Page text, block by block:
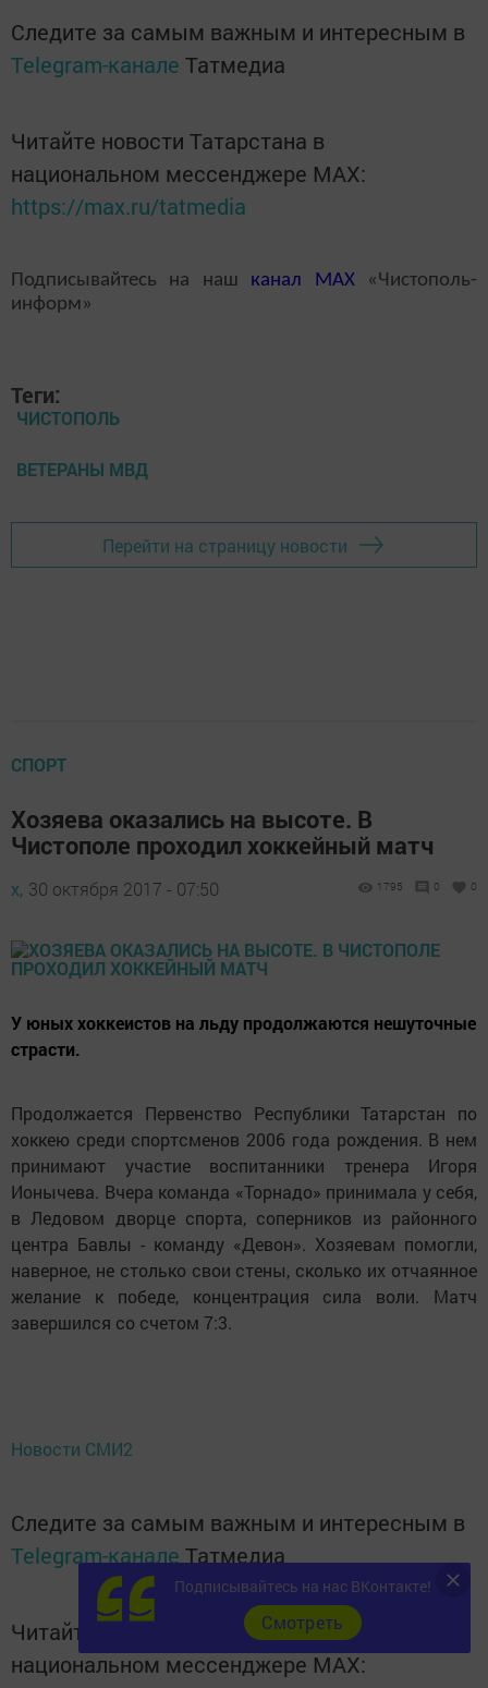
Следите за самым важным и интересным в
Telegram-канале Татмедиа
Читайте новости Татарстана в
национальном мессенджере MАХ:
https://max.ru/tatmedia
Подписывайтесь на наш канал MAX«Чистополь-
информ»
Теги:
ЧИСТОПОЛЬ
ВЕТЕРАНЫ МВД
Перейти на страницу новости
СПОРТ
Хозяева оказались на высоте. В
Чистополе проходил хоккейный матч
х, 30 октября 2017 - 07:50 1795 0 0
У юных хоккеистов на льду продолжаются нешуточные
страсти.
Продолжается Первенство Республики Татарстан по
хоккею среди спортсменов 2006 года рождения. В нем
принимают участие воспитанники тренера Игоря
Ионычева. Вчера команда «Торнадо» принимала у себя,
в Ледовом дворце спорта, соперников из районного
центра Бавлы - команду «Девон». Хозяевам помогли,
наверное, не столько свои стены, сколько их отчаянное
желание к победе, концентрация сила воли. Матч
завершился со счетом 7:3.
Новости СМИ2
Следите за самым важным и интересным в
Telegram-канале Татмедиа
Читайте новости Татарстана в
национальном мессенджере MАХ:
Подписывайтесь на нас ВКонтакте!
Cмотреть